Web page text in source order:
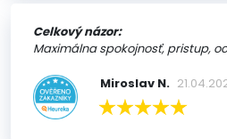
Celkový názor:
Maximálna spokojnosť, pristup,
Miroslav N.